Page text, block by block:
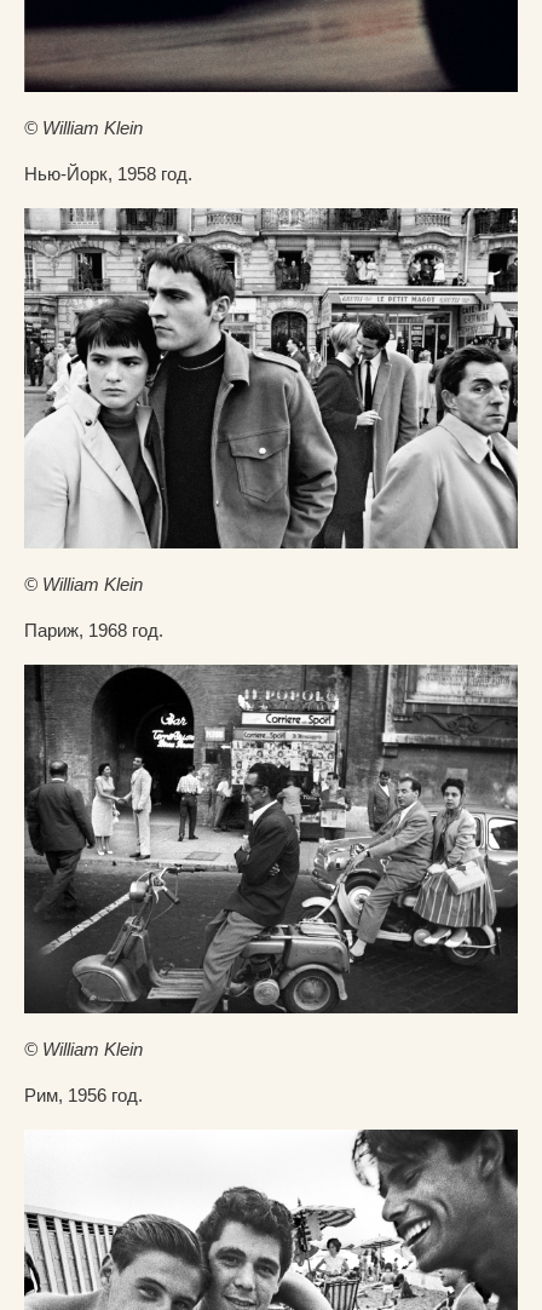
© William Klein
Нью-Йорк, 1958 год.
© William Klein
Париж, 1968 год.
© William Klein
Рим, 1956 год.